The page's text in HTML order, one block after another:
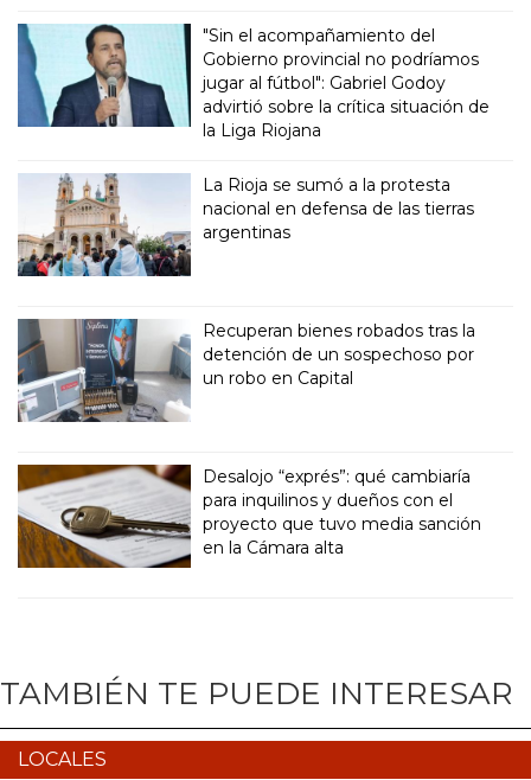
"Sin el acompañamiento del
Gobierno provincial no podríamos
jugar al fútbol": Gabriel Godoy
advirtió sobre la crítica situación de
la Liga Riojana
La Rioja se sumó a la protesta
nacional en defensa de las tierras
argentinas
Recuperan bienes robados tras la
detención de un sospechoso por
un robo en Capital
Desalojo “exprés”: qué cambiaría
para inquilinos y dueños con el
proyecto que tuvo media sanción
en la Cámara alta
TAMBIÉN TE PUEDE INTERESAR
LOCALES